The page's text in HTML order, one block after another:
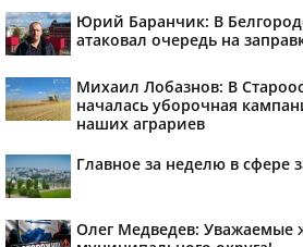
Юрий Баранчик: В
атаковал очередь на
Михаил Лобазнов: В
началась уборочная
наших аграриев
Главное за неделю в сфере
Олег Медведев: Уважаемые